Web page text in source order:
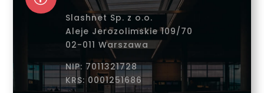
Slashnet Sp. z o.o.
Aleje Jerozolimskie 109/70
02-011 Warszawa
NIP: 7011321728
KRS: 0001251686